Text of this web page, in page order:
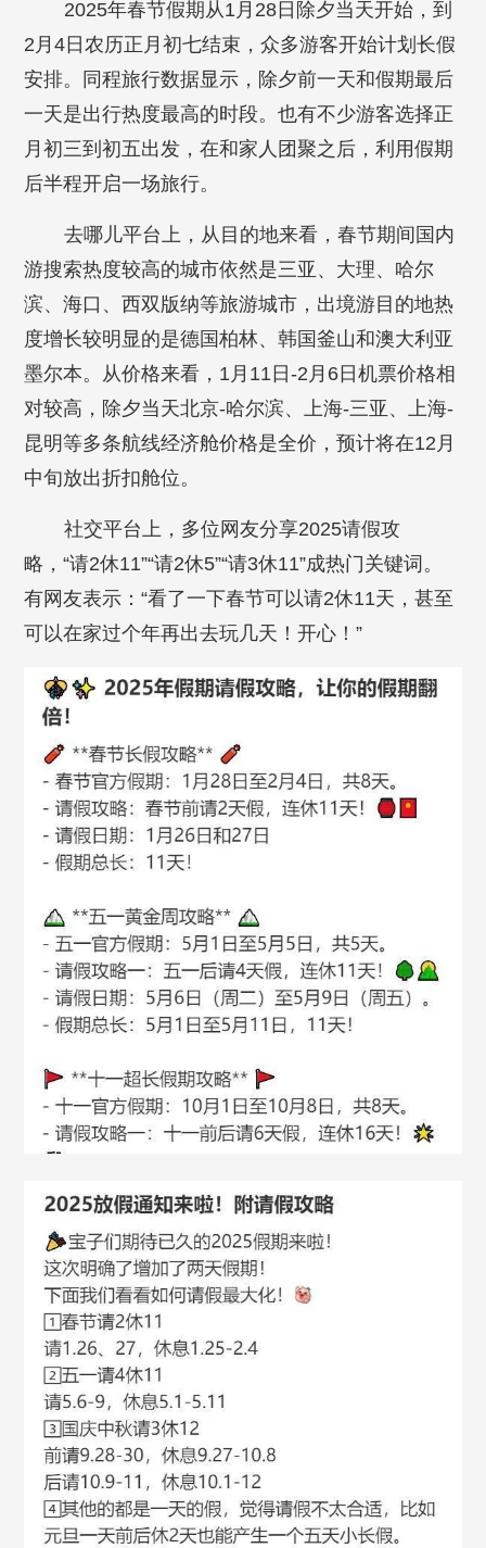
2025年春节假期从1月28日除夕当天开始，到
2月4日农历正月初七结束，众多游客开始计划长假
安排。同程旅行数据显示，除夕前一天和假期最后
一天是出行热度最高的时段。也有不少游客选择正
月初三到初五出发，在和家人团聚之后，利用假期
后半程开启一场旅行。
去哪儿平台上，从目的地来看，春节期间国内
游搜索热度较高的城市依然是三亚、大理、哈尔
滨、海口、西双版纳等旅游城市，出境游目的地热
度增长较明显的是德国柏林、韩国釜山和澳大利亚
墨尔本。从价格来看，1月11日-2月6日机票价格相
对较高，除夕当天北京-哈尔滨、上海-三亚、上海-
昆明等多条航线经济舱价格是全价，预计将在12月
中旬放出折扣舱位。
社交平台上，多位网友分享2025请假攻
略，“请2休11”“请2休5”“请3休11”成热门关键词。
有网友表示：“看了一下春节可以请2休11天，甚至
可以在家过个年再出去玩几天！开心！”